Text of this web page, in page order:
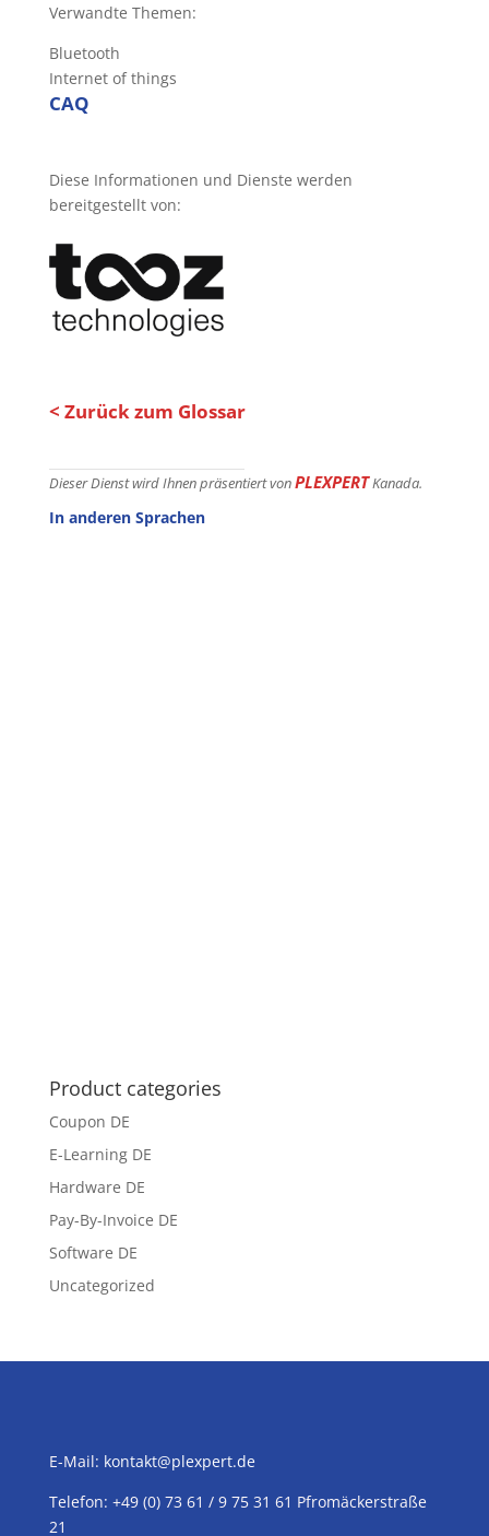
Verwandte Themen:
Bluetooth
Internet of things
CAQ
Diese Informationen und Dienste werden
bereitgestellt von:
< Zurück zum Glossar
Dieser Dienst wird Ihnen präsentiert vonPLEXPERTKanada.
In anderen Sprachen
Product categories
Coupon DE
E-Learning DE
Hardware DE
Pay-By-Invoice DE
Software DE
Uncategorized
E-Mail: kontakt@plexpert.de
Telefon: +49 (0) 73 61 / 9 75 31 61 Pfromäckerstraße
21